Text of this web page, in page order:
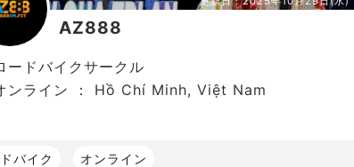
AZ888
ードバイクサークル
ンライン ： Hồ Chí Minh, Việt Nam
バイク オンライン